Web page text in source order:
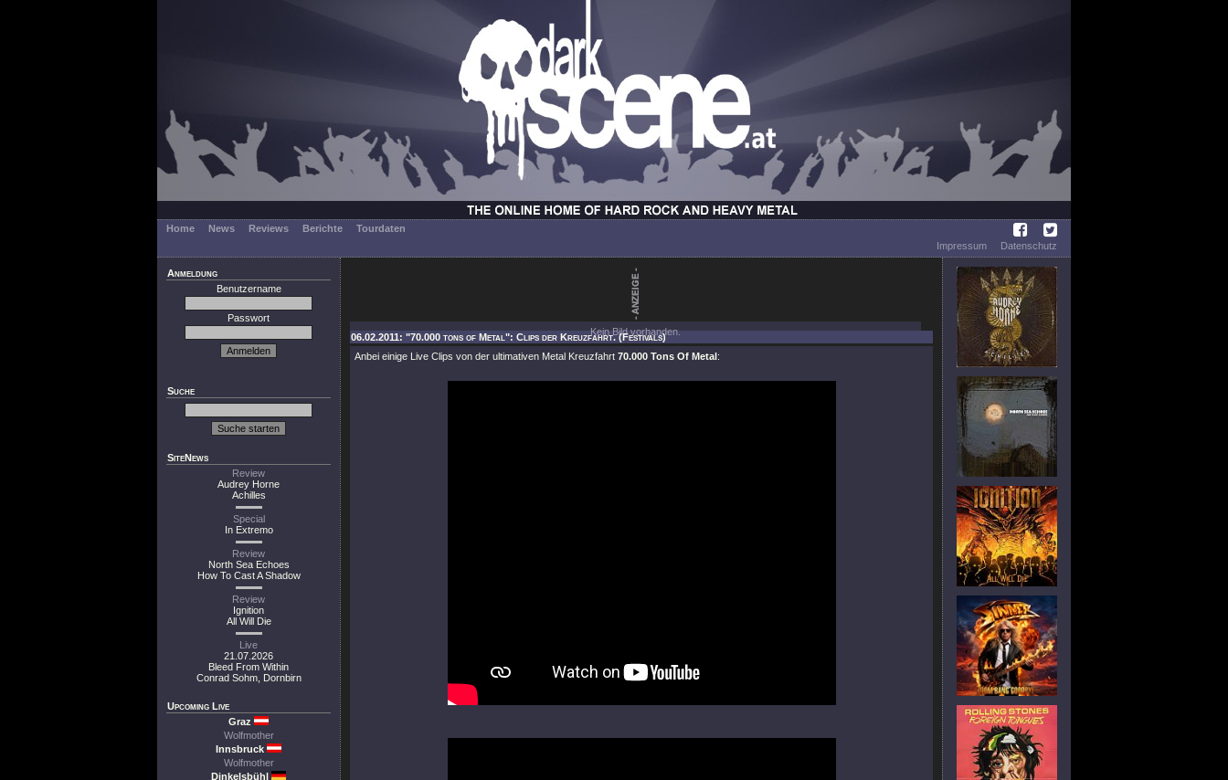
Home News Reviews Berichte
Tourdaten
Impressum
Datenschutz
Anmeldung
Benutzername
Passwort
Suche
SiteNews
Review
Audrey Horne
Achilles
Special
In Extremo
Review
North Sea Echoes
How To Cast A Shadow
Review
Ignition
All Will Die
Live
21.07.2026
Bleed From Within
Conrad Sohm, Dornbirn
Upcoming Live
Graz
Wolfmother
Innsbruck
Wolfmother
Dinkelsbühl
Kein Bild vorhanden.
06.02.2011: "70.000 tons of Metal": Clips der Kreuzfahrt. (Festivals)
Anbei einige Live Clips von der ultimativen Metal Kreuzfahrt 70.000 Tons Of Metal: